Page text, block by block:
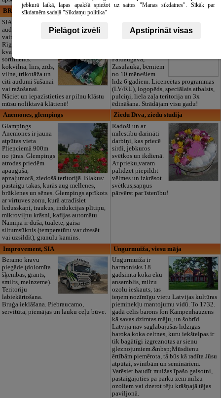
BRISTOLS ES, SIA
SIA "Bristols ES"
audumu outlet un
vairumtirdzniecība
Rīgā. Plašs un
kvalitatīvs tekstila
sortiments:
kokvilna, lins, zīds,
vilna, trikotāža un
citi audumi šūšanai
vai ražošanai.
Nāciet un iepazīstieties ar pilnu klāstu
mūsu noliktavā klātienē!
Pirmsskolas
izglītības iestāde
Pārdaugavā,
Zasulaukā, bērniem
no 10 mēnešiem
līdz 6 gadiem. Licencētas programmas
(LV/RU), logopēds, speciālais atbalsts,
pulciņi, liela zaļa teritorija un 3x
ēdināšana. Strādājam visu gadu!
Anemones, glempings
Glampings
Anemones ir jauna
atpūtas vieta
Plieņciemā 900m
no jūras. Glempings
atrodas priedēm
apaugušā,
apzaļumotā, ziedošā teritorijā. Blakus:
pastaigu takas, kurās aug mellenes,
brūklenes un sēnes. Glempings aprīkots
ar virtuves zonu, kurā atradīsiet
ledusskapi, traukus, indukcijas plītiņu,
mikroviļņu krāsni, kafijas automātu.
Namiņā ir duša, tualete, gaisa
siltumsūknis (temperatūru var dzesēt
vai uzsildīt), granulu kamīns.
Ziedu Dīva, ziedu studija
Radoši un ar
mīlestību darināti
darbiņi, kas priecē
sirdi, jebkuros
svētkos un ikdienā.
Ar prieku,varam
palīdzēt piepildīt
vēlmes un izkrāsot
svētkus,sapņus
pārvērst par īstenību!
Improvement, SIA
Beramo kravu
piegāde (dolomīta
šķembas, grants,
smilts, melnzeme).
Teritoriju
labiekārtošana.
Bruģa ieklāšana. Piebraucamo,
servitūta, piemājas un lauku ceļu būve.
Ungurmuiža, viesu māja
Ungurmuiža ir
harmonisks 18.
gadsimta koka ēku
ansamblis, milzu
ozolu ieskauts, tas
ieņem nozīmīgu vietu Latvijas kultūras
pieminekļu mantojumu vidū. To 1732.
gadā cēlis barons fon Kampenhauzens
kā savas dzimtas māju, un šobrīd
Latvijā nav saglabājušās līdzīgas
baroka koka celtnes, kuru iekštelpas ir
tik bagātīgi izgreznotas ar sienu
gleznojumiem.&nbsp;Mūsdienu
ērtībām piemērota, tā būs kā radīta Jūsu
atpūtai, svinībām un semināriem.
Varēsiet baudīt muižas īpašo gaisotni,
pastaigājoties pa parku zem milzu
ozoliem vai dzerot tēju krāšņajā tējas
paviljonā.
jebkurā laikā, lapas apakšā spiežot uz saites "Manas sīkdatnes". Sīkāk par
sīkdatnēm sadaļā "Sīkdatņu politika"
Pielāgot izvēli Apstiprināt visas